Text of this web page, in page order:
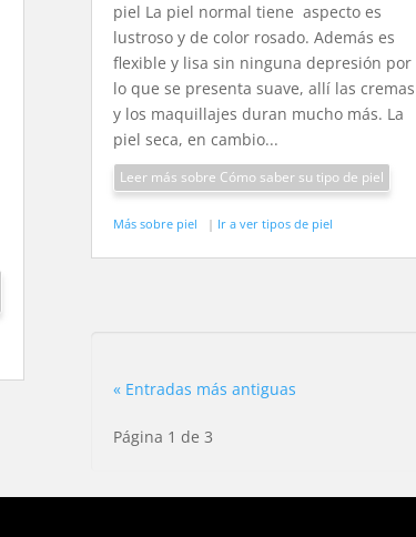
piel La piel normal tiene aspecto es
lustroso y de color rosado. Además es
flexible y lisa sin ninguna depresión por
lo que se presenta suave, allí las cremas
y los maquillajes duran mucho más. La
piel seca, en cambio...
Leer más sobre Cómo saber su tipo de piel
Más sobre piel | Ir a ver tipos de piel
« Entradas más antiguas
Página 1 de 3